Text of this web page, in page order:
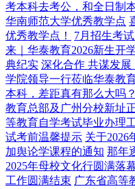
考本科去考公，和全日制
华南师范大学优秀教学点
优秀教学点！
7月招生考
来｜华泰教育2026新生开
典纪实 深化合作 共谋发
学院领导一行莅临华泰教
本科，差距真有那么大吗？
教育总部及广州分校新址
等教育自学考试毕业办理
试考前温馨提示 关于2026
加舆论学课程的通知 那年
2025年母校文化行圆满落
工作圆满结束 广东省高等